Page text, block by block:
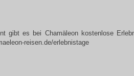
gibt es bei Chamäleon kostenlose
reisen.de/erlebnistage